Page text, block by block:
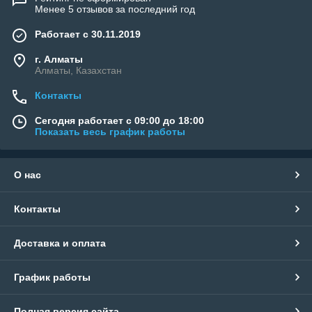
Менее 5 отзывов за последний год
Работает с 30.11.2019
г. Алматы
Алматы, Казахстан
Контакты
Сегодня работает с 09:00 до 18:00
Показать весь график работы
О нас
Контакты
Доставка и оплата
График работы